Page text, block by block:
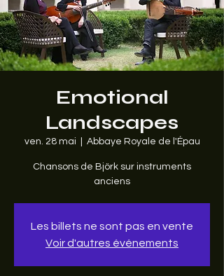
Emotional
Landscapes
ven. 28 mai Abbaye Royale de l'Épau
Chansons de Björk sur instruments
anciens
Les billets ne sont pas en vente
Voir d'autres événements